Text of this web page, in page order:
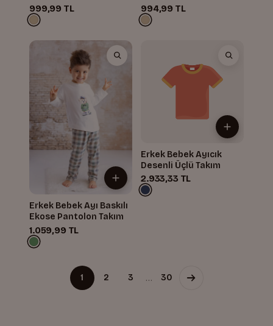
999,99 TL 994,99 TL
Erkek Bebek Ayı Baskılı
Ekose Pantolon Takım
1.059,99 TL
Erkek Bebek Ayıcık
Desenli Üçlü Takım
2.933,33 TL
1 2 3 … 30